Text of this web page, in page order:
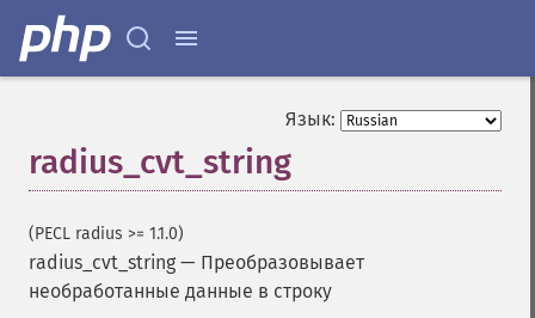
Язык:
radius_cvt_string
(PECL radius >= 1.1.0)
radius_cvt_string — Преобразовывает
необработанные данные в строку